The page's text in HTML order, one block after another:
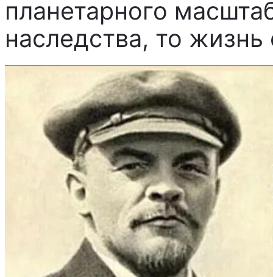
планетарного
наследства, то жизнь